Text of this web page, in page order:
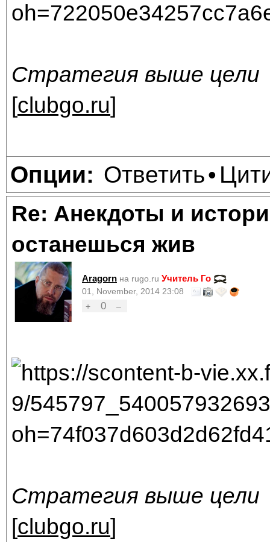
Стратегия выше цели
[clubgo.ru]
Опции: Ответить•
Re: Анекдоты и
останешься жив
Aragorn на rugo.ru Учитель Го
01, November, 2014 23:08
+
0 –
Стратегия выше цели
[clubgo.ru]